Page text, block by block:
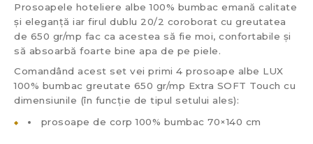
Prosoapele hoteliere albe 100% bumbac emană calitate
și eleganță iar firul dublu 20/2 coroborat cu greutatea
de 650 gr/mp fac ca acestea să fie moi, confortabile și
să absoarbă foarte bine apa de pe piele.
Comandând acest set vei primi 4 prosoape albe LUX
100% bumbac greutate 650 gr/mp Extra SOFT Touch cu
dimensiunile (în funcție de tipul setului ales):
prosoape de corp 100% bumbac 70×140 cm